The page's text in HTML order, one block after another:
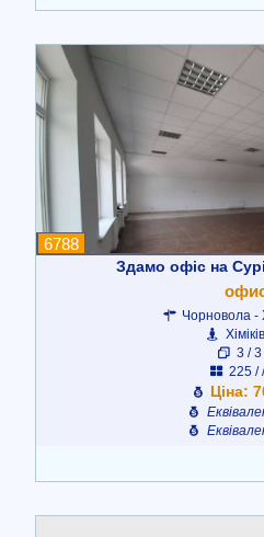
6788
Здамо офіс на
Чорновола -
3 / 3
225 /
Ціна: